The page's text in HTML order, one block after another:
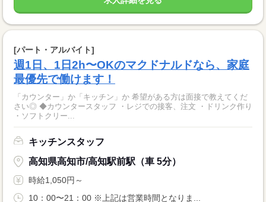
[パート・アルバイト]
週1日、1日2h〜OKのマクドナルドなら、家庭
最優先で働けます！
「カウンター」か「キッチン」か 希望がある方は面接で教えてくだ
さい◎ ◆カウンタースタッフ ・レジでの接客、注文 ・ドリンク作り
・ソフトクリー...
キッチンスタッフ
高知県高知市/高知駅前駅（車 5分）
時給1,050円～
10：00〜21：00 ※上記は営業時間となりま...